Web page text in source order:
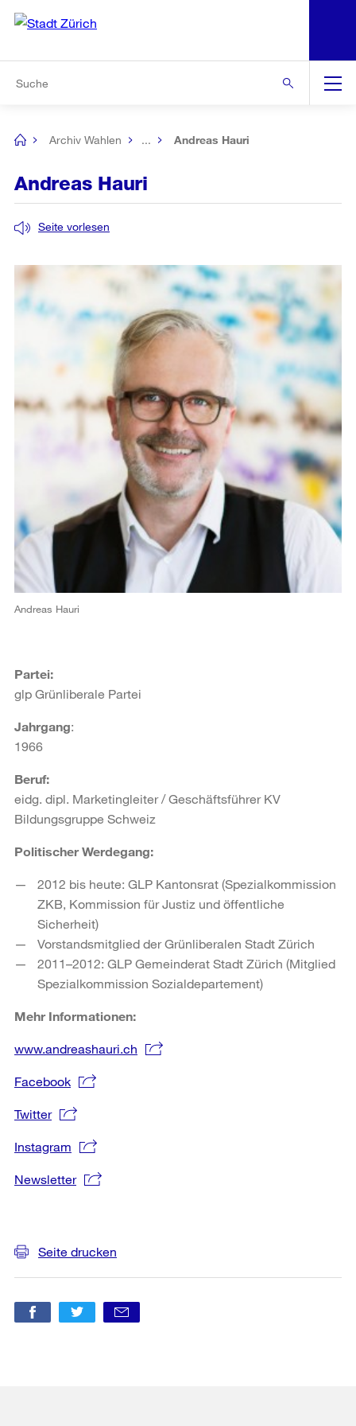
Navigation
[no
Archiv Wahlen ... Andreas Hauri
Andreas Hauri
Seite vorlesen
Andreas Hauri
Partei:
glp Grünliberale Partei
Jahrgang:
1966
Beruf:
eidg. dipl. Marketingleiter / Geschäftsführer KV
Bildungsgruppe Schweiz
Politischer Werdegang:
2012 bis heute: GLP Kantonsrat (Spezialkommission
ZKB, Kommission für Justiz und öffentliche
Sicherheit)
Vorstandsmitglied der Grünliberalen Stadt Zürich
2011–2012: GLP Gemeinderat Stadt Zürich (Mitglied
Spezialkommission Sozialdepartement)
Mehr Informationen:
www.andreashauri.ch
Facebook
Twitter
Instagram
Newsletter
Seite drucken